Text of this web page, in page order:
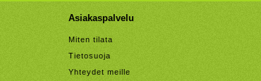
Asiakaspalvelu
Miten tilata
Tietosuoja
Yhteydet meille